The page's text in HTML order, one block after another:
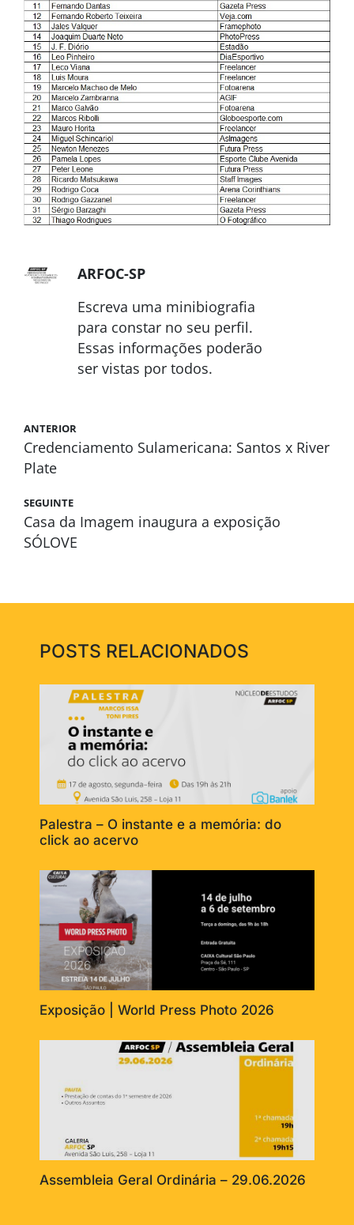
ARFOC-SP
Escreva uma minibiografia
para constar no seu perfil.
Essas informações poderão
ser vistas por todos.
ANTERIOR
Credenciamento Sulamericana: Santos x River
Plate
SEGUINTE
Casa da Imagem inaugura a exposição
SÓLOVE
POSTS RELACIONADOS
Palestra – O instante e a memória: do
click ao acervo
Exposição | World Press Photo 2026
Assembleia Geral Ordinária – 29.06.2026